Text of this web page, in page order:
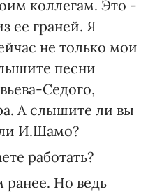
коллегам. Это -
ее граней. Я
не только мои
песни
Седого,
А слышите ли вы
И.Шамо?
работать?
Но ведь